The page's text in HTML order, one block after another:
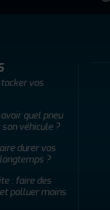
vos
quel pneu
véhicule ?
durer vos
?
: faire des
polluer moins